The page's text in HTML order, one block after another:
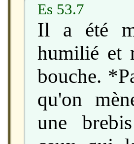
Es 53.7
Il a été
humilié et
bouche.
qu'on
une